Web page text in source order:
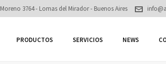
Moreno 3764 - Lomas del Mirador - Buenos Aires
PRODUCTOS SERVICIOS NEWS